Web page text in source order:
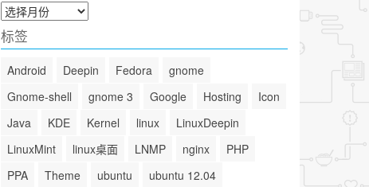
归
档
标签
Android Deepin Fedora
gnome
Gnome-shell
gnome 3 Google Hosting
Icon
Java
KDE Kernel linux
LinuxDeepin
LinuxMint
linux桌面 LNMP nginx
PHP
PPA
Theme ubuntu
ubuntu 12.04